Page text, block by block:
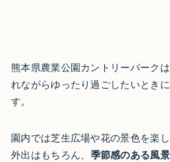
熊本県農業公園カントリーパーク
れながらゆったり過ごしたいとき
す。
園内では芝生広場や花の景色を楽
外出はもちろん、 季節感のある風